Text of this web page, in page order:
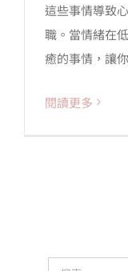
這些事情導致
職。當情緒在
癒的事情，讓
閱讀更多